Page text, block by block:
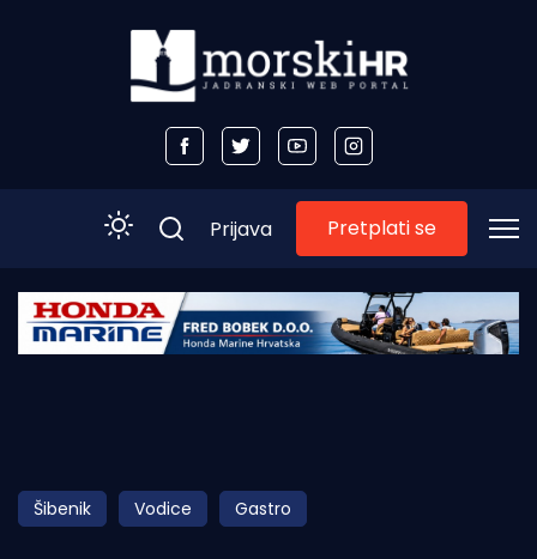
Početna
Obala
Otoci
Prijava Pretplati se
Šibenik Vodice Gastro